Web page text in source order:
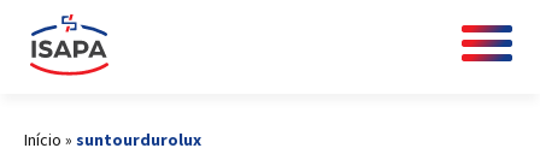
Início » suntourdurolux